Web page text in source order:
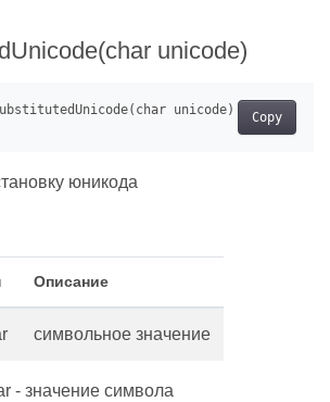
unicode)
Copy
юникода
Описание
символьное значение
- значение символа